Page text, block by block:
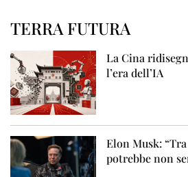
TERRA FUTURA
La Cina
l’era dell’IA
Elon Musk:
potrebbe non